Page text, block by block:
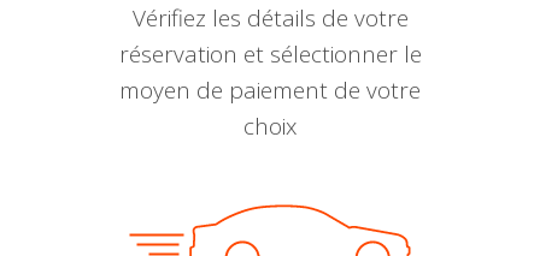
Vérifiez les détails de votre
réservation et sélectionner le
moyen de paiement de votre
choix